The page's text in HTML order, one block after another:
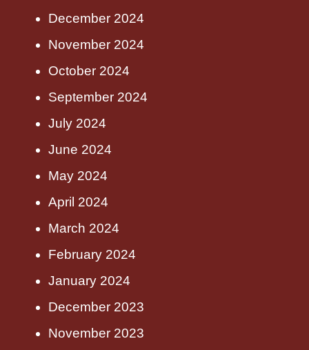
December 2024
November 2024
October 2024
September 2024
July 2024
June 2024
May 2024
April 2024
March 2024
February 2024
January 2024
December 2023
November 2023